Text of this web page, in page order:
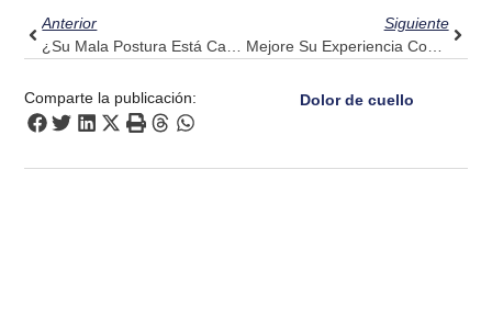
Anterior
¿Su Mala Postura Está Causando Dolor En La Parte Superior De La Espalda? Descubra La Guía De Pulse Align
Siguiente
Mejore Su Experiencia Con Una Silla Ergonómica: El Soporte Holístico De Pulse Align
Comparte la publicación: Dolor de cuello